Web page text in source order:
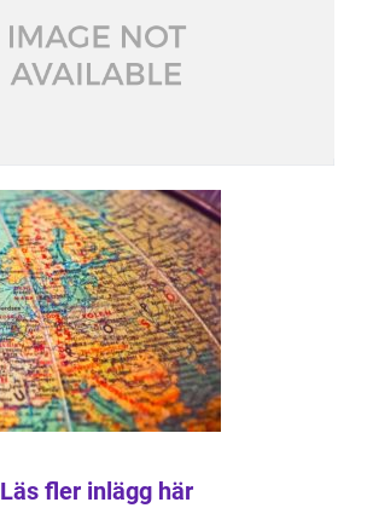
Läs fler inlägg här